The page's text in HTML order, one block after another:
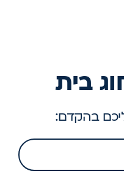
בית
בהקדם: